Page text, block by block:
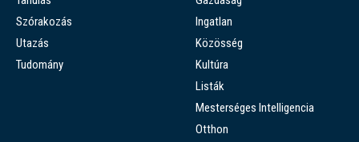
Szórakozás
Utazás
Tudomány
Ingatlan
Közösség
Kultúra
Listák
Mesterséges Intelligencia
Otthon